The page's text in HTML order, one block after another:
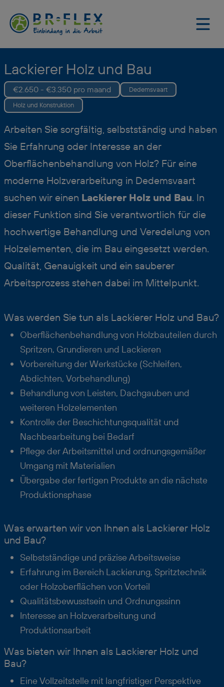
Lackierer Holz und Bau
€2.650 - €3.350 pro maand
Dedemsvaart
Holz und Konstruktion
Arbeiten Sie sorgfältig, selbstständig und haben
Sie Erfahrung oder Interesse an der
Oberflächenbehandlung von Holz? Für eine
moderne Holzverarbeitung in Dedemsvaart
suchen wir einen Lackierer Holz und Bau. In
dieser Funktion sind Sie verantwortlich für die
hochwertige Behandlung und Veredelung von
Holzelementen, die im Bau eingesetzt werden.
Qualität, Genauigkeit und ein sauberer
Arbeitsprozess stehen dabei im Mittelpunkt.
Was werden Sie tun als Lackierer Holz und Bau?
Oberflächenbehandlung von Holzbauteilen durch
Spritzen, Grundieren und Lackieren
Vorbereitung der Werkstücke (Schleifen,
Abdichten, Vorbehandlung)
Behandlung von Leisten, Dachgauben und
weiteren Holzelementen
Kontrolle der Beschichtungsqualität und
Nachbearbeitung bei Bedarf
Pflege der Arbeitsmittel und ordnungsgemäßer
Umgang mit Materialien
Übergabe der fertigen Produkte an die nächste
Produktionsphase
Was erwarten wir von Ihnen als Lackierer Holz
und Bau?
Selbstständige und präzise Arbeitsweise
Erfahrung im Bereich Lackierung, Spritztechnik
oder Holzoberflächen von Vorteil
Qualitätsbewusstsein und Ordnungssinn
Interesse an Holzverarbeitung und
Produktionsarbeit
Was bieten wir Ihnen als Lackierer Holz und
Bau?
Eine Vollzeitstelle mit langfristiger Perspektive